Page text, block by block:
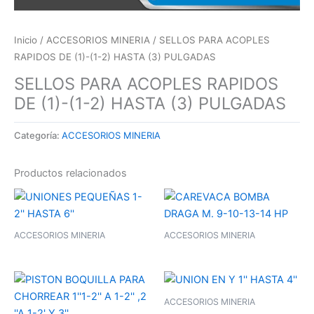
Inicio / ACCESORIOS MINERIA / SELLOS PARA ACOPLES
RAPIDOS DE (1)-(1-2) HASTA (3) PULGADAS
SELLOS PARA ACOPLES RAPIDOS
DE (1)-(1-2) HASTA (3) PULGADAS
Categoría: ACCESORIOS MINERIA
Productos relacionados
ACCESORIOS MINERIA ACCESORIOS MINERIA
ACCESORIOS MINERIA